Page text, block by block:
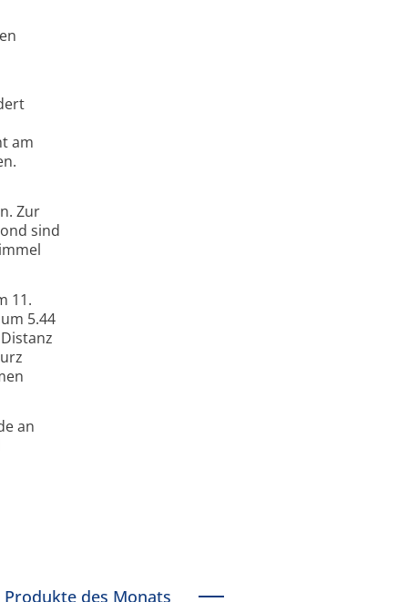
am
Zur
sind
11.
5.44
an
Produkte des Monats